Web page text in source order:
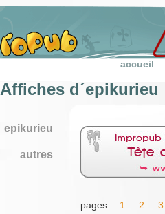
Affiches d´epikurieu
pages : 1 2 3
epikurieu
autres
accueil